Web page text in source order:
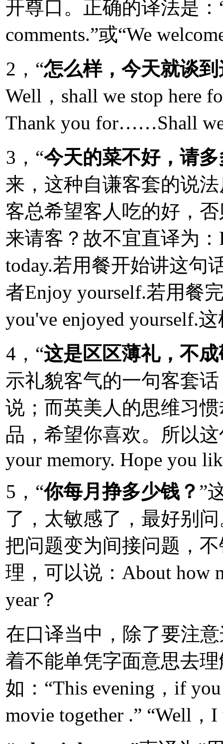
开尊口。正确的译法是：
comments.”或“We
2，“怎么样，今天就谈
Well，shall we stop here
Thank you for……Shall
3，“今天的菜不好，请
来，这种自谦客套的说
客总希望客人吃的好，
来请客？故不宜直译为：
today.若用餐开始讲这句
者Enjoy yourself.若用餐
you've enjoyed yourself.
4，“这是区区薄礼，不
示礼貌客气的一句客套
说；而英美人的思维习
品，希望你喜欢。所以
your memory. Hope you
5，“你每月挣多少钱？ ”
了，太敏感了，最好别
把问题变为间接问题，
理，可以说：About how
year？
在口译当中，除了要注
着不能单凭字面意思去
如：“This evening，if
movie together .” “Well